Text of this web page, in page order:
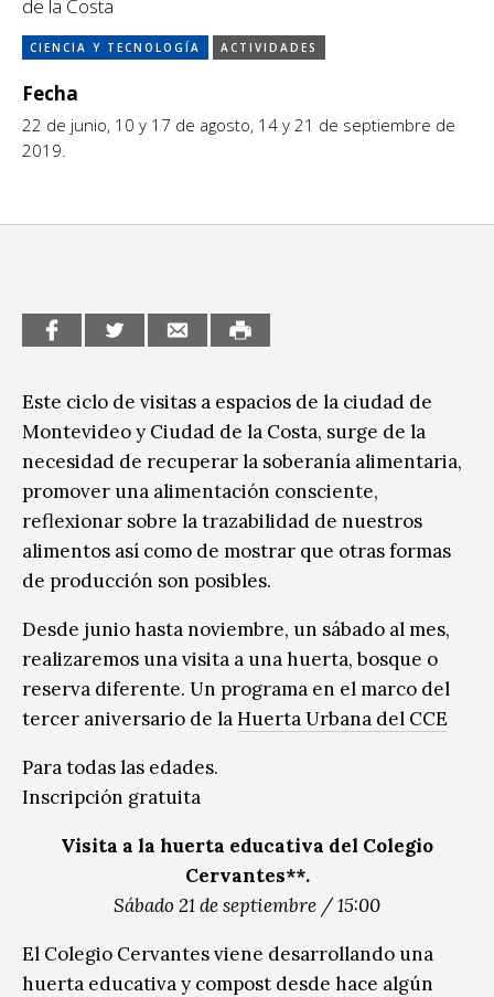
CCE en el interior/libros
Escénicas
Exposiciones
Formación
Género y Diversidad
Música
de la Costa
CIENCIA Y TECNOLOGÍA ACTIVIDADES
Fecha
22 de junio, 10 y 17 de agosto, 14 y 21 de septiembre de
2019.
Este ciclo de visitas a espacios de la ciudad de
Montevideo y Ciudad de la Costa, surge de la
necesidad de recuperar la soberanía alimentaria,
promover una alimentación consciente,
reflexionar sobre la trazabilidad de nuestros
alimentos así como de mostrar que otras formas
de producción son posibles.
Desde junio hasta noviembre, un sábado al mes,
realizaremos una visita a una huerta, bosque o
reserva diferente. Un programa en el marco del
tercer aniversario de laHuerta Urbana del CCE
Para todas las edades.
Inscripción gratuita
Visita a la huerta educativa del Colegio
Cervantes**.
Sábado 21 de septiembre / 15:00
El Colegio Cervantes viene desarrollando una
huerta educativa y compost desde hace algún